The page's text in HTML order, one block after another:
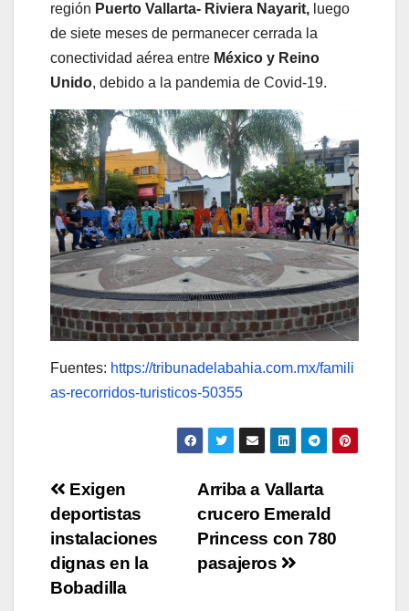
región Puerto Vallarta- Riviera Nayarit, luego
de siete meses de permanecer cerrada la
conectividad aérea entre México y Reino
Unido, debido a la pandemia de Covid-19.
Fuentes: https://tribunadelabahia.com.mx/famili
as-recorridos-turisticos-50355
Navegación
de
entradas
Arriba a Vallarta
crucero Emerald
Princess con 780
pasajeros
Exigen
deportistas
instalaciones
dignas en la
Bobadilla